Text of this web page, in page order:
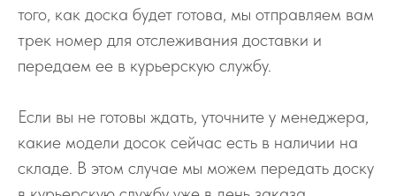
того, как доска будет готова, мы отправляем вам
трек номер для отслеживания доставки и
передаем ее в курьерскую службу.
Если вы не готовы ждать, уточните у менеджера,
какие модели досок сейчас есть в наличии на
складе. В этом случае мы можем передать доску